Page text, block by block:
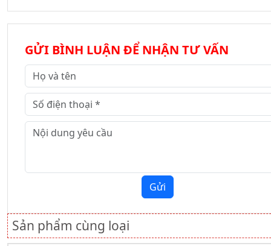
GỬI BÌNH LUẬN ĐỂ NHẬN TƯ VẤN
Gửi
Sản phẩm cùng loại